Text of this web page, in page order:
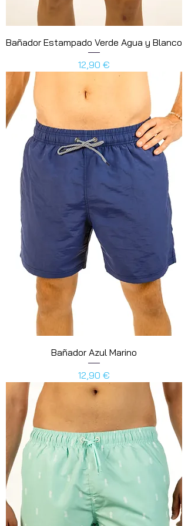
Bañador Estampado Verde Agua y Blanco
Precio
12,90 €
Bañador Azul Marino
Precio
12,90 €